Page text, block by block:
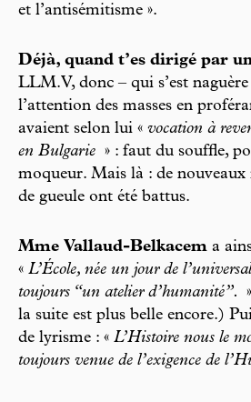
et l’antisémitisme ».
Déjà, quand t’es dirigé par
LLM.V, donc – qui s’est naguère
l’attention des masses en
avaient selon lui « vocation à
en Bulgarie » : faut du souffle,
moqueur. Mais là : de nouveaux
de gueule ont été battus.
Mme Vallaud-Belkacem a
« L’École, née un jour de
toujours “un atelier d’humanité”.
la suite est plus belle encore.)
de lyrisme : « L’Histoire nous le
toujours venue de l’exigence de